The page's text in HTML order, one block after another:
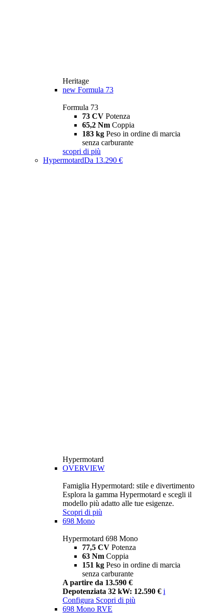
Heritage
new Formula 73
Formula 73
73 CV Potenza
65,2 Nm Coppia
183 kg Peso in ordine di marcia
senza carburante
scopri di più
HypermotardDa 13.290 €
Hypermotard
OVERVIEW
Famiglia Hypermotard: stile e divertimento
Esplora la gamma Hypermotard e scegli il
modello più adatto alle tue esigenze.
Scopri di più
698 Mono
Hypermotard 698 Mono
77,5 CV Potenza
63 Nm Coppia
151 kg Peso in ordine di marcia
senza carburante
A partire da 13.590 €
Depotenziata 32 kW: 12.590 € i
Configura Scopri di più
698 Mono RVE